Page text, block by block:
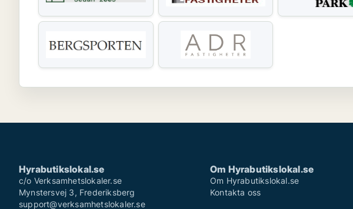
Hyrabutikslokal.se
c/o Verksamhetslokaler.se
Mynstersvej 3, Frederiksberg
support@verksamhetslokaler.se
Om Hyrabutikslokal.se
Om Hyrabutikslokal.se
Kontakta oss